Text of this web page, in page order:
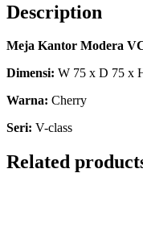
Description
Meja Kantor Modera
Dimensi: W 75 x D 75 x
Warna: Cherry
Seri: V-class
Related